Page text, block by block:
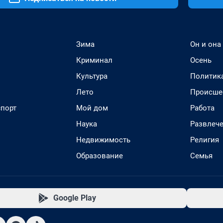
Зима
Криминал
Культура
Лето
Мой дом
Наука
Недвижимость
Образование
Он и она
Осень
Работа
Религия
Семья
Google Play